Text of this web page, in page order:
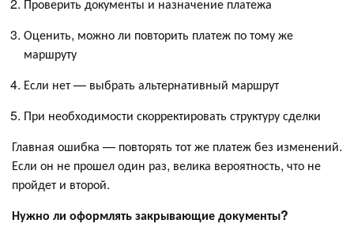
Оценить, можно ли повторить платеж по тому же
маршруту
Если нет — выбрать альтернативный маршрут
При необходимости скорректировать структуру сделки
Главная ошибка — повторять тот же платеж без изменений.
Если он не прошел один раз, велика вероятность, что не
пройдет и второй.
Нужно ли оформлять закрывающие документы?